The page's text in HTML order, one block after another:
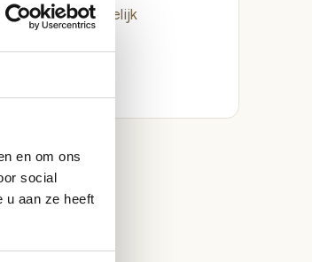
en om ons
social
u aan ze heeft
veerkrachtig tegelijk